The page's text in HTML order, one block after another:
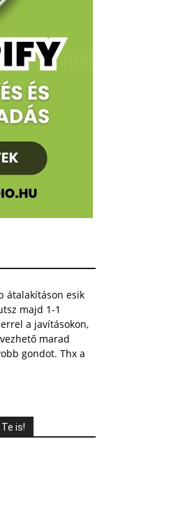
átalakításon esik
majd 1-1
a javításokon,
marad
gondot. Thx a
is!